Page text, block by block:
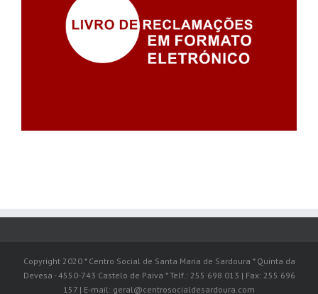
Copyright 2020 * Centro Social de Santa Maria de Sardoura * Quinta da
Devesa - 4550-743 Castelo de Paiva * Telf.: 255 698 013 | Fax: 255 696
157 | E-mail: geral@centrosocialdesardoura.com